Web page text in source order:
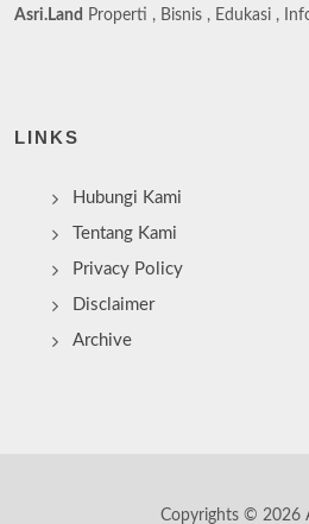
Asri.Land Properti , Bisnis , Edukasi ,
LINKS
Hubungi Kami
Tentang Kami
Privacy Policy
Disclaimer
Archive
Copyrights © 2026